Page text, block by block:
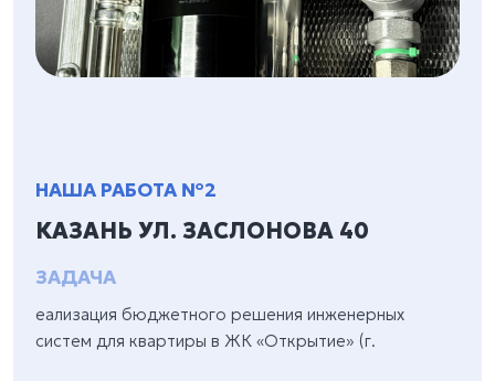
НАША РАБОТА №2
КАЗАНЬ УЛ. ЗАСЛОНОВА 40
ЗАДАЧА
еализация бюджетного решения инженерных
систем для квартиры в ЖК «Открытие» (г.